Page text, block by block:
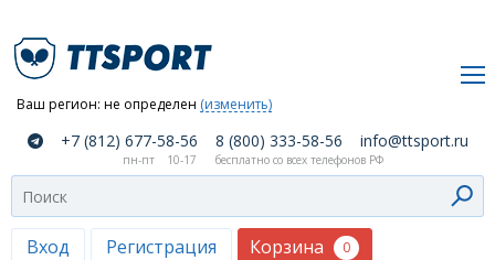
Ваш регион: не определен (изменить)
Вход Регистрация Корзина 0
компании
Как
сделать
заказ
+7 (812) 677-58-56 8 (800) 333-58-56 info@ttsport.ru
пн-пт 10-17 бесплатно со всех телефонов РФ